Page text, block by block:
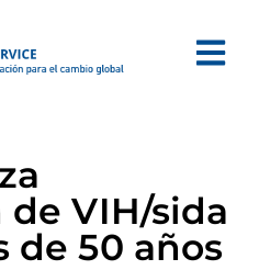
VIH/sida
de 50 años